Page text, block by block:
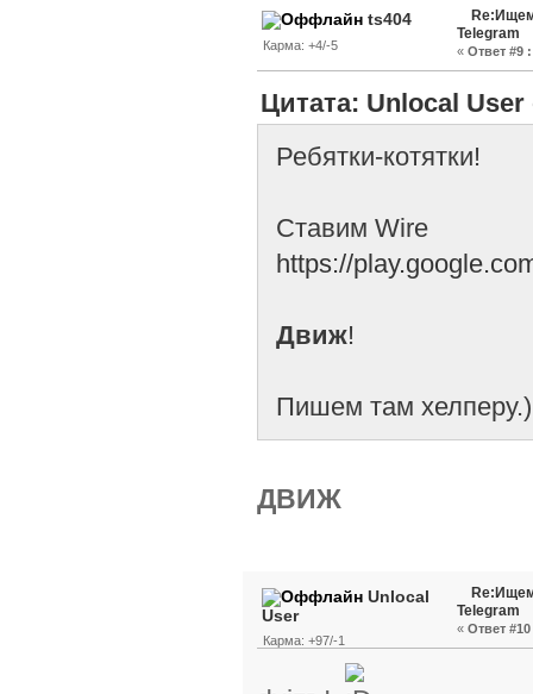
ts404
Карма: +4/-5
Telegram
« Ответ #9 :
Цитата: Unlocal User
Ребятки-котятки!
Ставим Wire
https://
Движ!
Пишем там хелперу.)
ДВИЖ
Unlocal
User
Карма: +97/-1
Telegram
« Ответ